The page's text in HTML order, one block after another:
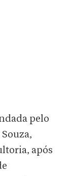
pelo
após